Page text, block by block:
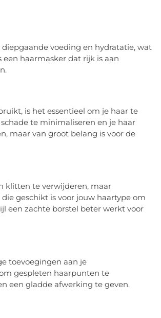
voeding en hydratatie, wat
haarmasker dat rijk is aan
is het essentieel om je haar te
te minimaliseren en je haar
maar van groot belang is voor de
klitten te verwijderen, maar
geschikt is voor jouw haartype om
een zachte borstel beter werkt voor
toevoegingen aan je
gespleten haarpunten te
een gladde afwerking te geven.